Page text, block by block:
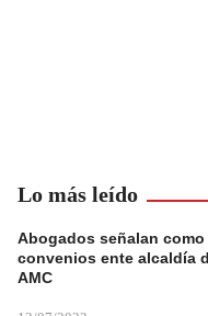
Lo más leído
Abogados señalan
convenios ente alcaldía
AMC